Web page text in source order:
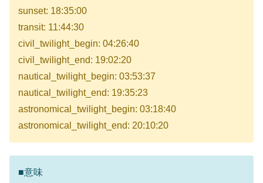
sunset: 18:35:00
transit: 11:44:30
civil_twilight_begin: 04:26:40
civil_twilight_end: 19:02:20
nautical_twilight_begin: 03:53:37
nautical_twilight_end: 19:35:23
astronomical_twilight_begin: 03:18:40
astronomical_twilight_end: 20:10:20
■意味